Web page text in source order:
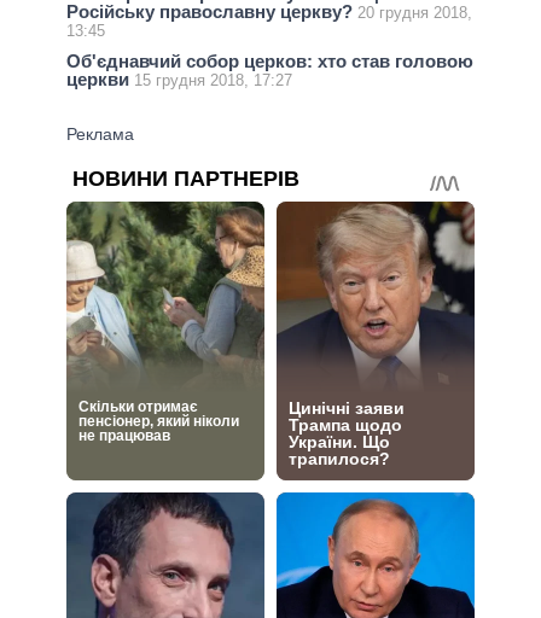
Російську православну церкву? 20 грудня 2018,
13:45
Об'єднавчий собор церков: хто став головою
церкви 15 грудня 2018, 17:27